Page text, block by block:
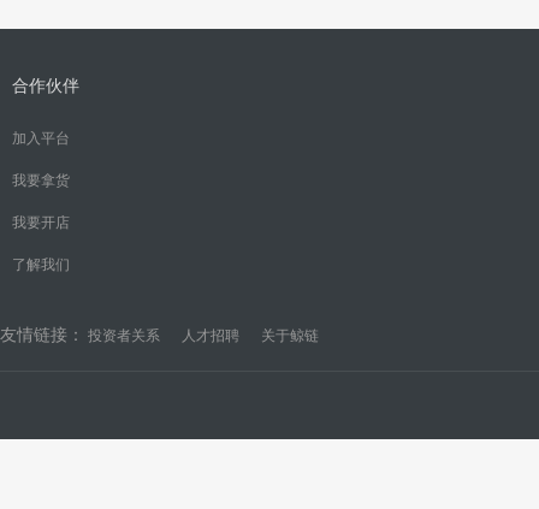
合作伙伴
加入平台
我要拿货
我要开店
了解我们
友情链接： 投资者关系 人才招聘 关于鲸链